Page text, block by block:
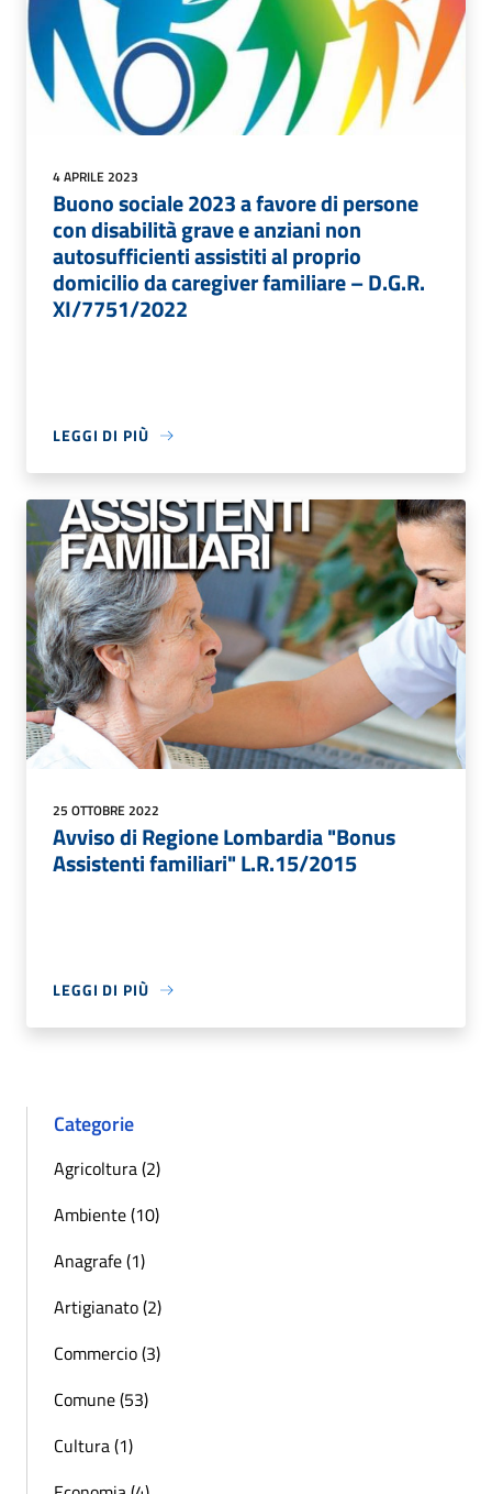
4 APRILE 2023
Buono sociale 2023 a favore di persone
con disabilità grave e anziani non
autosufficienti assistiti al proprio
domicilio da caregiver familiare – D.G.R.
XI/7751/2022
LEGGI DI PIÙ
25 OTTOBRE 2022
Avviso di Regione Lombardia "Bonus
Assistenti familiari" L.R.15/2015
LEGGI DI PIÙ
Categorie
Agricoltura (2)
Ambiente (10)
Anagrafe (1)
Artigianato (2)
Commercio (3)
Comune (53)
Cultura (1)